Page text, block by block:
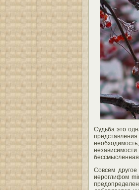
Судьба это
Совсем другое
иероглифом